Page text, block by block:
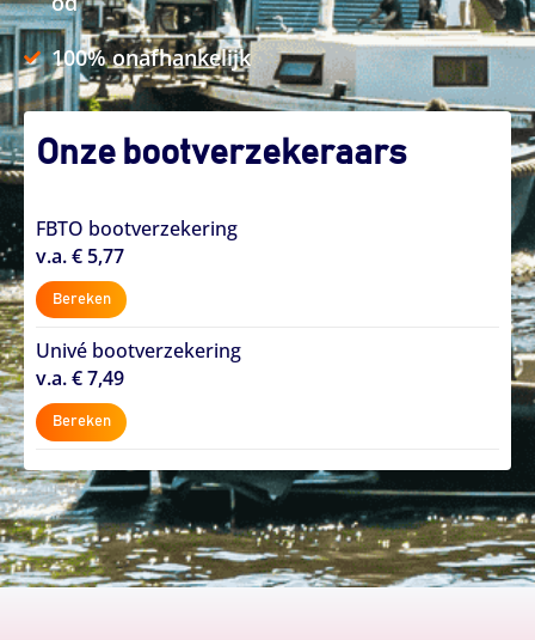
100% onafhankelijk
Onze bootverzekeraars
FBTO bootverzekering
v.a. € 5,77
Bereken
Univé bootverzekering
v.a. € 7,49
Bereken